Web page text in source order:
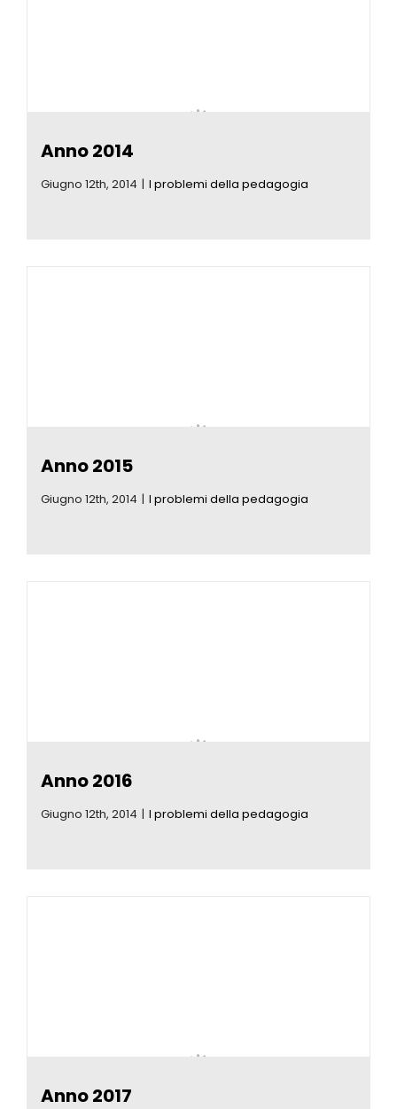
Anno 2014
Giugno 12th, 2014 | I problemi della pedagogia
Anno 2015
Giugno 12th, 2014 | I problemi della pedagogia
Anno 2016
Giugno 12th, 2014 | I problemi della pedagogia
Anno 2017